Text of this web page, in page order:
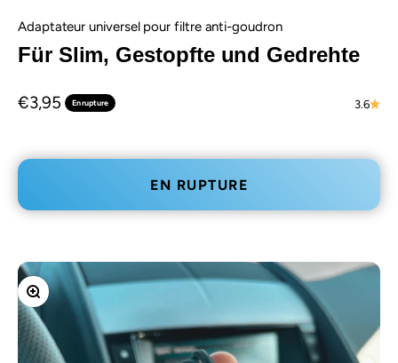
Adaptateur universel pour filtre anti-goudron
Für Slim, Gestopfte und Gedrehte
Prix de vente
€3,95 En rupture 3.6
EN RUPTURE
Zoomer sur l'image